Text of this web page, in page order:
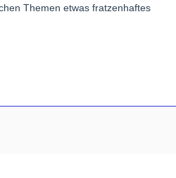
Themen etwas fratzenhaftes